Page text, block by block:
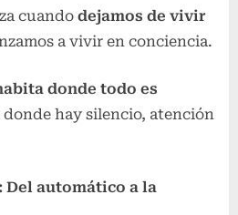
cuando dejamos de vivir
a vivir en conciencia.
donde todo es
donde hay silencio, atención
automático a la